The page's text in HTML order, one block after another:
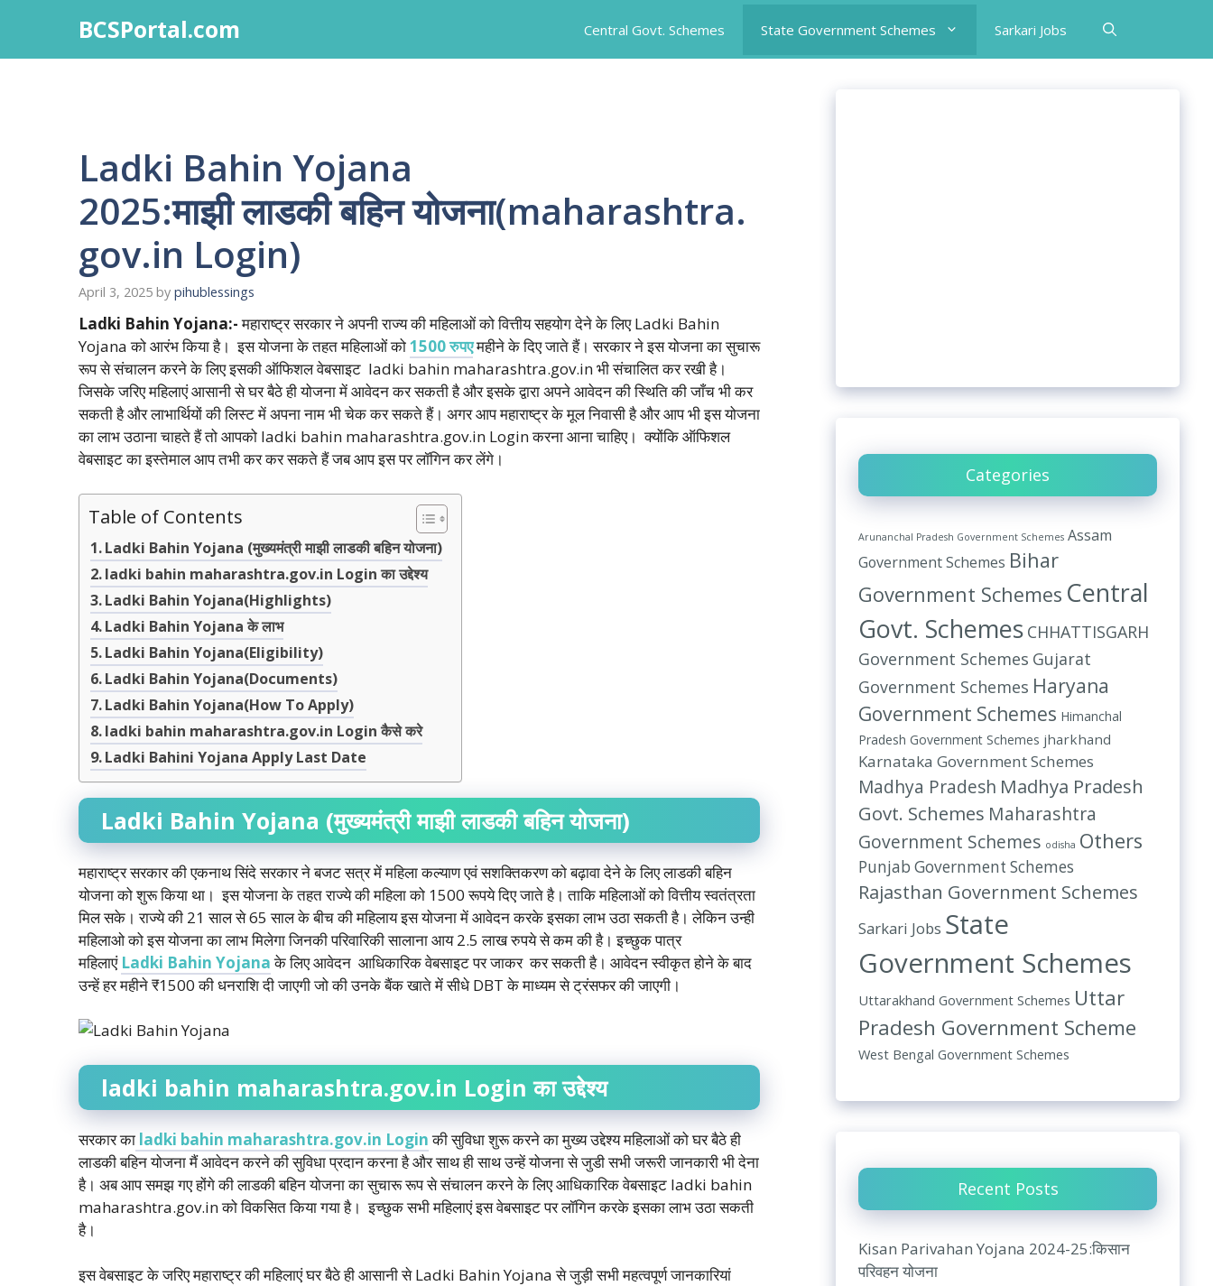
content
BCSPortal.com Central Govt. Schemes State Government Schemes Sarkari Jobs
Ladki Bahin Yojana
2025:माझी लाडकी बहिन योजना(maharashtra.
gov.in Login)
April 3, 2025 by pihublessings
Ladki Bahin Yojana:-महाराष्ट्र सरकार ने अपनी राज्य की महिलाओं को वित्तीय सहयोग देने के लिए Ladki Bahin
Yojana को आरंभ किया है। इस योजना के तहत महिलाओं को1500 रुपएमहीने के दिए जाते हैं। सरकार ने इस योजना का सुचारू
रूप से संचालन करने के लिए इसकी ऑफिशल वेबसाइट ladki bahin maharashtra.gov.in भी संचालित कर रखी है।
जिसके जरिए महिलाएं आसानी से घर बैठे ही योजना में आवेदन कर सकती है और इसके द्वारा अपने आवेदन की स्थिति की जाँच भी कर
सकती है और लाभार्थियों की लिस्ट में अपना नाम भी चेक कर सकते हैं। अगर आप महाराष्ट्र के मूल निवासी है और आप भी इस योजना
का लाभ उठाना चाहते हैं तो आपको ladki bahin maharashtra.gov.in Login करना आना चाहिए। क्योंकि ऑफिशल
वेबसाइट का इस्तेमाल आप तभी कर कर सकते हैं जब आप इस पर लॉगिन कर लेंगे।
Table of Contents
Ladki Bahin Yojana (मुख्यमंत्री माझी लाडकी बहिन योजना)
ladki bahin maharashtra.gov.in Login का उद्देश्य
Ladki Bahin Yojana(Highlights)
Ladki Bahin Yojana के लाभ
Ladki Bahin Yojana(Eligibility)
Ladki Bahin Yojana(Documents)
Ladki Bahin Yojana(How To Apply)
ladki bahin maharashtra.gov.in Login कैसे करे
Ladki Bahini Yojana Apply Last Date
Ladki Bahin Yojana (मुख्यमंत्रीमाझीलाडकीबहिनयोजना)
महाराष्ट्र सरकार की एकनाथ सिंदे सरकार ने बजट सत्र में महिला कल्याण एवं सशक्तिकरण को बढ़ावा देने के लिए लाडकी बहिन
योजना को शुरू किया था। इस योजना के तहत राज्ये की महिला को 1500 रूपये दिए जाते है। ताकि महिलाओं को वित्तीय स्वतंत्रता
मिल सके। राज्ये की 21 साल से 65 साल के बीच की महिलाय इस योजना में आवेदन करके इसका लाभ उठा सकती है। लेकिन उन्ही
महिलाओ को इस योजना का लाभ मिलेगा जिनकी परिवारिकी सालाना आय 2.5 लाख रुपये से कम की है। इच्छुक पात्र
महिलाएं Ladki Bahin Yojanaके लिए आवेदन आधिकारिक वेबसाइट पर जाकर कर सकती है। आवेदन स्वीकृत होने के बाद
उन्हें हर महीने ₹1500 की धनराशि दी जाएगी जो की उनके बैंक खाते में सीधे DBT के माध्यम से ट्रंसफर की जाएगी।
ladki bahin maharashtra.gov.in Loginकाउद्देश्य
सरकार का ladki bahin maharashtra.gov.in Loginकी सुविधा शुरू करने का मुख्य उद्देश्य महिलाओं को घर बैठे ही
लाडकी बहिन योजना मैं आवेदन करने की सुविधा प्रदान करना है और साथ ही साथ उन्हें योजना से जुडी सभी जरूरी जानकारी भी देना
है। अब आप समझ गए होंगे की लाडकी बहिन योजना का सुचारू रूप से संचालन करने के लिए आधिकारिक वेबसाइट ladki bahin
maharashtra.gov.in को विकसित किया गया है। इच्छुक सभी महिलाएं इस वेबसाइट पर लॉगिन करके इसका लाभ उठा सकती
है।
इस वेबसाइट के जरिए महाराष्ट्र की महिलाएं घर बैठे ही आसानी से Ladki Bahin Yojana से जुड़ी सभी महत्वपूर्ण जानकारियां
Categories
Arunanchal Pradesh Government Schemes Assam
Government Schemes Bihar
Government Schemes Central
Govt. Schemes CHHATTISGARH
Government Schemes Gujarat
Government Schemes Haryana
Government Schemes Himanchal
Pradesh Government Schemes jharkhand
Karnataka Government Schemes
Madhya Pradesh Madhya Pradesh
Govt. Schemes Maharashtra
Government Schemes odisha Others
Punjab Government Schemes
Rajasthan Government Schemes
Sarkari Jobs State
Government Schemes
Uttarakhand Government Schemes Uttar
Pradesh Government Scheme
West Bengal Government Schemes
Recent Posts
Kisan Parivahan Yojana 2024-25:किसान
परिवहन योजना